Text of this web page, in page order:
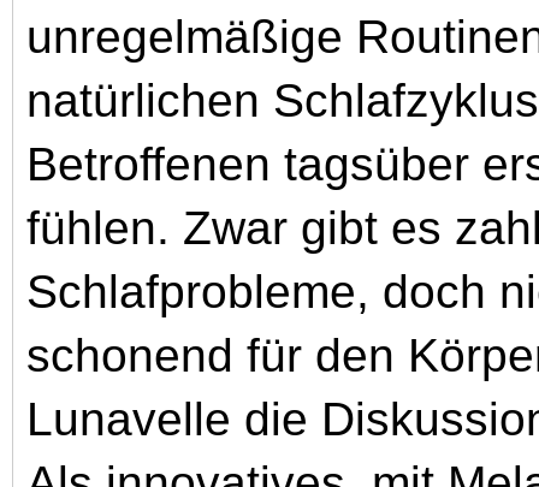
unregelmäßige
natürlichen
Betroffenen tagsüber
fühlen. Zwar gibt es
Schlafprobleme, doch
schonend für den
Lunavelle die